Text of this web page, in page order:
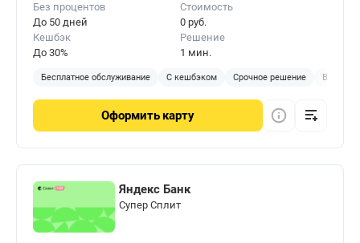
Без процентов
До 50 дней
Стоимость
0 руб.
Кешбэк
До 30%
Решение
1 мин.
Бесплатное обслуживание С кешбэком Срочное решение
Оформить карту
Яндекс Банк
Cупер Сплит